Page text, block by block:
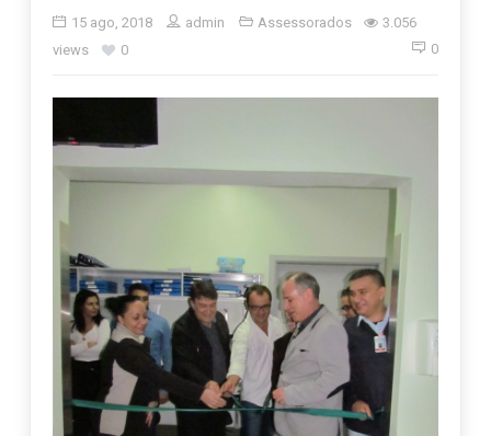
15 ago, 2018 admin Assessorados
3.056
views
0 0